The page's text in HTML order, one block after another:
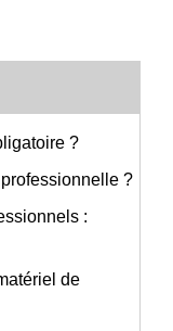
?
?
:
de